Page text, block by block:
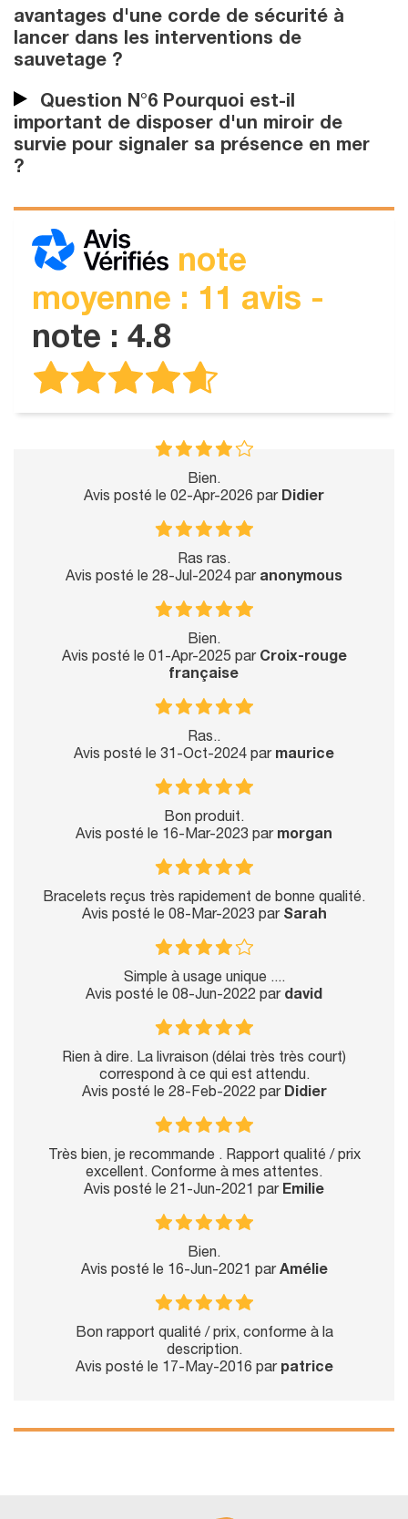
avantages d'une corde de sécurité à
lancer dans les interventions de
sauvetage ?
Question N°6 Pourquoi est-il
important de disposer d'un miroir de
survie pour signaler sa présence en mer
?
note
moyenne : 11 avis -
note : 4.8
Bien.
Avis posté le 02-Apr-2026 par Didier
Ras ras.
Avis posté le 28-Jul-2024 par anonymous
Bien.
Avis posté le 01-Apr-2025 par Croix-rouge
française
Ras..
Avis posté le 31-Oct-2024 par maurice
Bon produit.
Avis posté le 16-Mar-2023 par morgan
Bracelets reçus très rapidement de bonne qualité.
Avis posté le 08-Mar-2023 par Sarah
Simple à usage unique ....
Avis posté le 08-Jun-2022 par david
Rien à dire. La livraison (délai très très court)
correspond à ce qui est attendu.
Avis posté le 28-Feb-2022 par Didier
Très bien, je recommande . Rapport qualité / prix
excellent. Conforme à mes attentes.
Avis posté le 21-Jun-2021 par Emilie
Bien.
Avis posté le 16-Jun-2021 parAmélie
Bon rapport qualité / prix, conforme à la
description.
Avis posté le 17-May-2016 par patrice